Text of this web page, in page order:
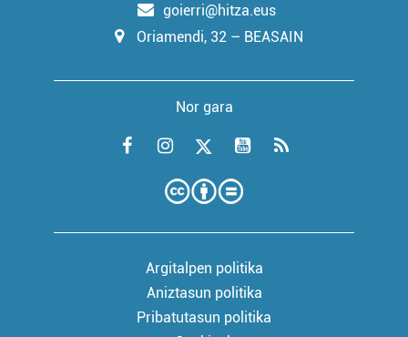
goierri@hitza.eus
Oriamendi, 32 – BEASAIN
Nor gara
Argitalpen politika
Aniztasun politika
Pribatutasun politika